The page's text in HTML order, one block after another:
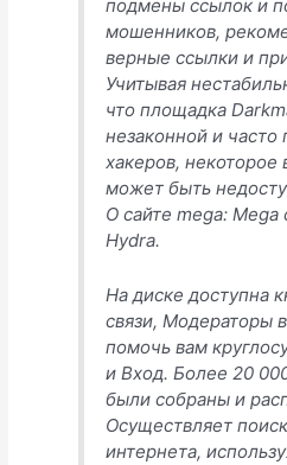
подмены ссылок и
мошенников,
верные ссылки и
Учитывая
что площадка
незаконной и часто
хакеров,
может быть
О сайте mega: Mega
Hydra.
На диске доступна
связи, Модераторы
помочь вам
и Вход. Более 20
были собраны и
Осуществляет
интернета,